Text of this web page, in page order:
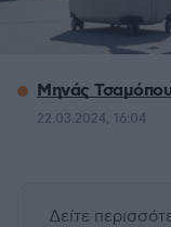
Μηνάς
22.03.2024, 16:04
Δείτε